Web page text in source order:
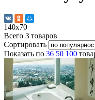
140х70
Всего 3 товаров
Сортировать
Показать по 36 50 100